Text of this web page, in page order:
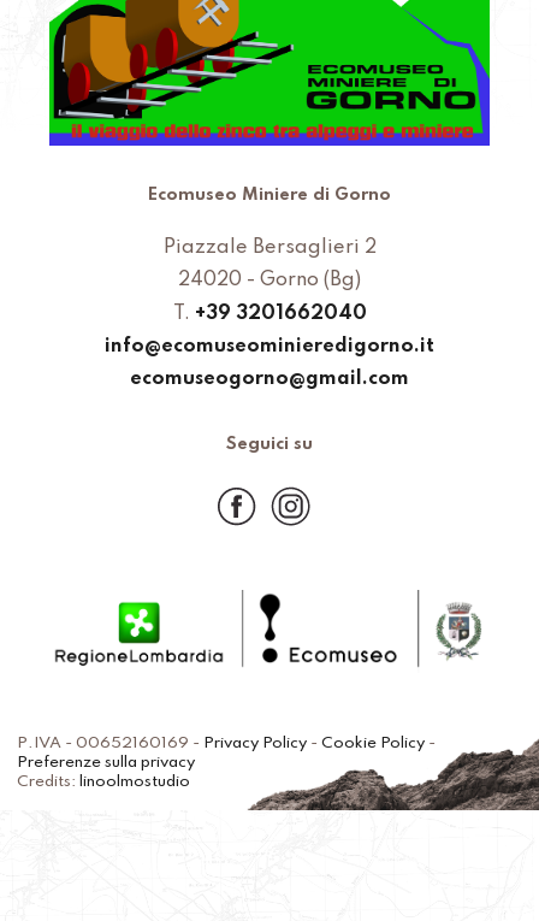
Ecomuseo Miniere di Gorno
Piazzale Bersaglieri 2
24020 - Gorno (Bg)
T. +39 3201662040
info@ecomuseominieredigorno.it
ecomuseogorno@gmail.com
Seguici su
P.IVA - 00652160169 - Privacy Policy -Cookie Policy -
Preferenze sulla privacy
Credits: linoolmostudio